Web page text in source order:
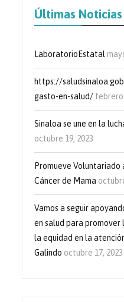
Últimas Noticias
LaboratorioEstatal
https://
gasto-en-salud/ febrero
Sinaloa se une en la
octubre 19, 2023
Promueve
Cáncer de Mama
Vamos a seguir
en salud para promover
la equidad en la
Galindo octubre 17, 2023